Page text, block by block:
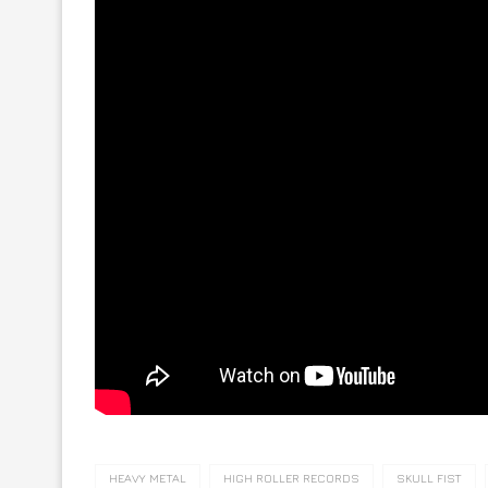
HEAVY METAL HIGH ROLLER RECORDS SKULL FIST